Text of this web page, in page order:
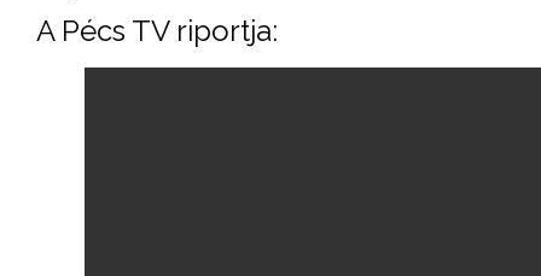
A Pécs TV riportja: